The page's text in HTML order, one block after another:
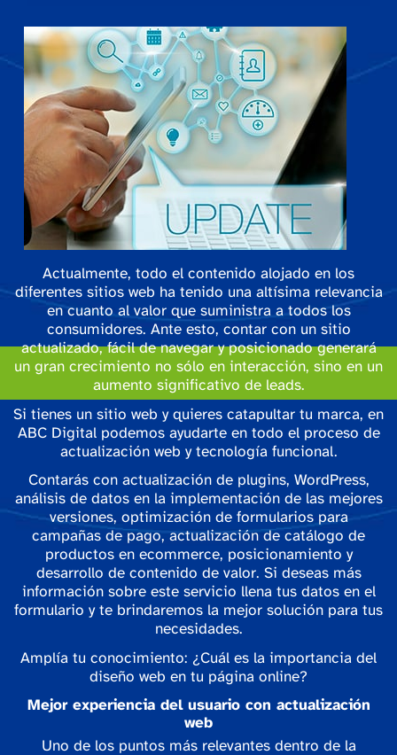
Actualmente, todo el contenido alojado en los
diferentes sitios web ha tenido una altísima relevancia
en cuanto al valor que suministra a todos los
consumidores. Ante esto, contar con un sitio
actualizado, fácil de navegar y posicionado generará
un gran crecimiento no sólo en interacción, sino en un
aumento significativo de leads.
Si tienes un sitio web y quieres catapultar tu marca, en
ABC Digital podemos ayudarte en todo el proceso de
actualización web y tecnología funcional.
Contarás con actualización de plugins, WordPress,
análisis de datos en la implementación de las mejores
versiones, optimización de formularios para
campañas de pago, actualización de catálogo de
productos en ecommerce, posicionamiento y
desarrollo de contenido de valor. Si deseas más
información sobre este servicio llena tus datos en el
formulario y te brindaremos la mejor solución para tus
necesidades.
Amplía tu conocimiento: ¿Cuál es la importancia del
diseño web en tu página online?
Mejor experiencia del usuario con actualización
web
Uno de los puntos más relevantes dentro de la